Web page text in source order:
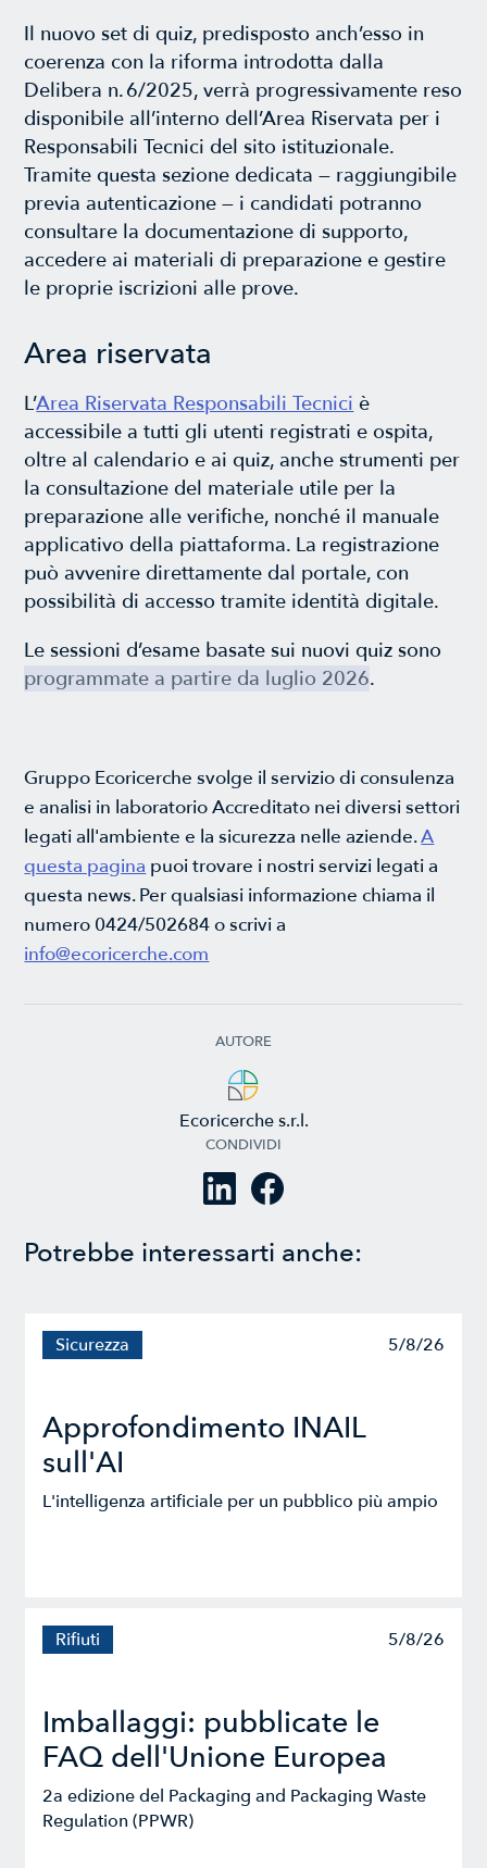
Il nuovo set di quiz, predisposto anch’esso in
coerenza con la riforma introdotta dalla
Delibera n. 6/2025, verrà progressivamente reso
disponibile all’interno dell’Area Riservata per i
Responsabili Tecnici del sito istituzionale.
Tramite questa sezione dedicata — raggiungibile
previa autenticazione — i candidati potranno
consultare la documentazione di supporto,
accedere ai materiali di preparazione e gestire
le proprie iscrizioni alle prove.
Area riservata
L’Area Riservata Responsabili Tecnici è
accessibile a tutti gli utenti registrati e ospita,
oltre al calendario e ai quiz, anche strumenti per
la consultazione del materiale utile per la
preparazione alle verifiche, nonché il manuale
applicativo della piattaforma. La registrazione
può avvenire direttamente dal portale, con
possibilità di accesso tramite identità digitale.
Le sessioni d’esame basate sui nuovi quiz sono
programmate a partire da luglio 2026.
Gruppo Ecoricerche svolge il servizio di consulenza
e analisi in laboratorio Accreditato nei diversi settori
legati all'ambiente e la sicurezza nelle aziende.A
questa pagina puoi trovare i nostri servizi legati a
questa news. Per qualsiasi informazione chiama il
numero 0424/502684 o scrivi a
info@ecoricerche.com
AUTORE
Ecoricerche s.r.l.
CONDIVIDI
Potrebbe interessarti anche:
Sicurezza 5/8/26
Approfondimento INAIL
sull'AI
L'intelligenza artificiale per un pubblico più ampio
Rifiuti 5/8/26
Imballaggi: pubblicate le
FAQ dell'Unione Europea
2a edizione del Packaging and Packaging Waste
Regulation (PPWR)